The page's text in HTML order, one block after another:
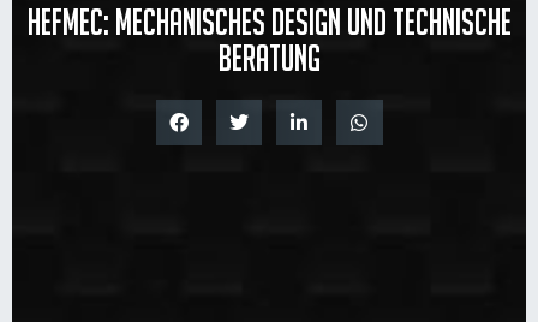
Hefmec: Mechanisches Design und technische
Beratung